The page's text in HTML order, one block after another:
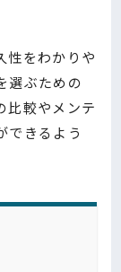
性をわかりや
選ぶための
比較やメンテ
できるよう